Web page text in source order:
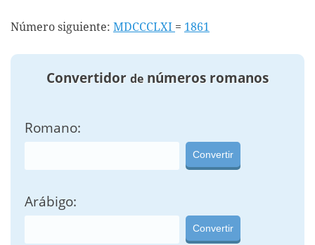
Número siguiente: MDCCCLXI = 1861
Convertidor de números romanos
Romano:
Convertir
Arábigo:
Convertir